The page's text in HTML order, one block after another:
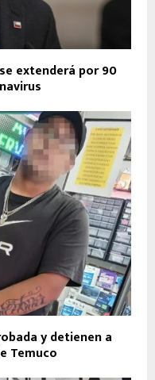
extenderá por 90
y detienen a
Temuco